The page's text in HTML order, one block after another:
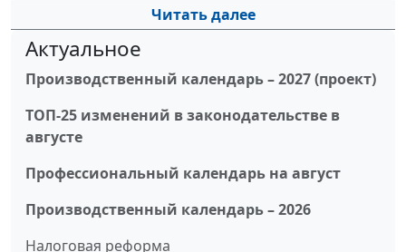
Читать далее
Актуальное
Производственный календарь – 2027 (проект)
ТОП-25 изменений в законодательстве в
августе
Профессиональный календарь на август
Производственный календарь – 2026
Налоговая реформа